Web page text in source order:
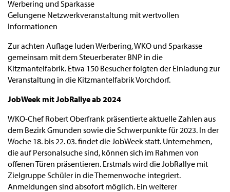
Gelungene Netzwerkveranstaltung mit wertvollen
Informationen
Zur achten Auflage luden Werbering, WKO und Sparkasse
gemeinsam mit dem Steuerberater BNP in die
Kitzmantelfabrik. Etwa 150 Besucher folgten der Einladung zur
Veranstaltung in die Kitzmantelfabrik Vorchdorf.
JobWeek mit JobRallye ab 2024
WKO-Chef Robert Oberfrank präsentierte aktuelle Zahlen aus
dem Bezirk Gmunden sowie die Schwerpunkte für 2023. In der
Woche 18. bis 22. 03. findet die JobWeek statt. Unternehmen,
die auf Personalsuche sind, können sich im Rahmen von
offenen Türen präsentieren. Erstmals wird die JobRallye mit
Zielgruppe Schüler in die Themenwoche integriert.
Anmeldungen sind absofort möglich. Ein weiterer